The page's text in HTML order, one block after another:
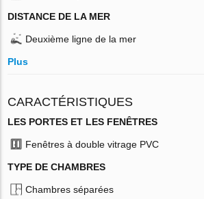
DISTANCE DE LA MER
Deuxième ligne de la mer
Plus
CARACTÉRISTIQUES
LES PORTES ET LES FENÊTRES
Fenêtres à double vitrage PVC
TYPE DE CHAMBRES
Chambres séparées